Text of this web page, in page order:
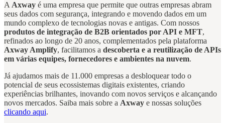
A Axway é uma empresa que permite que outras empresas abram
seus dados com segurança, integrando e movendo dados em um
mundo complexo de tecnologias novas e antigas. Com nossos
produtos de integração de B2B orientados por API e MFT,
refinados ao longo de 20 anos, complementados pela plataforma
Axway Amplify, facilitamos a descoberta e a reutilização de APIs
em várias equipes, fornecedores e ambientes na nuvem.
Já ajudamos mais de 11.000 empresas a desbloquear todo o
potencial de seus ecossistemas digitais existentes, criando
experiências brilhantes, inovando com novos serviços e alcançando
novos mercados. Saiba mais sobre a Axway e nossas soluções
clicando aqui.